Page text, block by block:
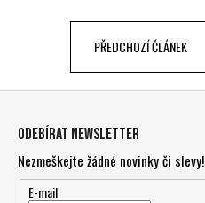
PŘEDCHOZÍ ČLÁNEK
j
í
t
?
Odebírat newsletter
Nezmeškejte žádné novinky či slevy!
E-mail